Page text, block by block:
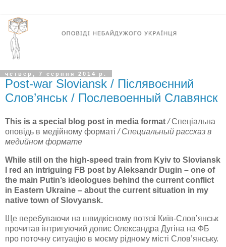
четвер, 7 серпня 2014 р.
Post-war Sloviansk / Післявоєнний
Слов’янськ / Послевоенный Славянск
This is a special blog post in media format /Спеціальна
оповідь в медійному форматі/ Специальный рассказ в
медийном формате
While still on the high-speed train from Kyiv to Sloviansk
I red an intriguing FB post by Aleksandr Dugin – one of
the main Putin’s ideologues behind the current conflict
in Eastern Ukraine – about the current situation in my
native town of Slovyansk.
Ще перебуваючи на швидкісному потязі Київ-Слов’янськ
прочитав інтригуючий допис Олександра Дугіна на ФБ
про поточну ситуацію в моєму рідному місті Слов’янську.